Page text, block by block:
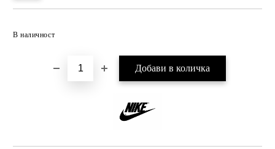
В наличност